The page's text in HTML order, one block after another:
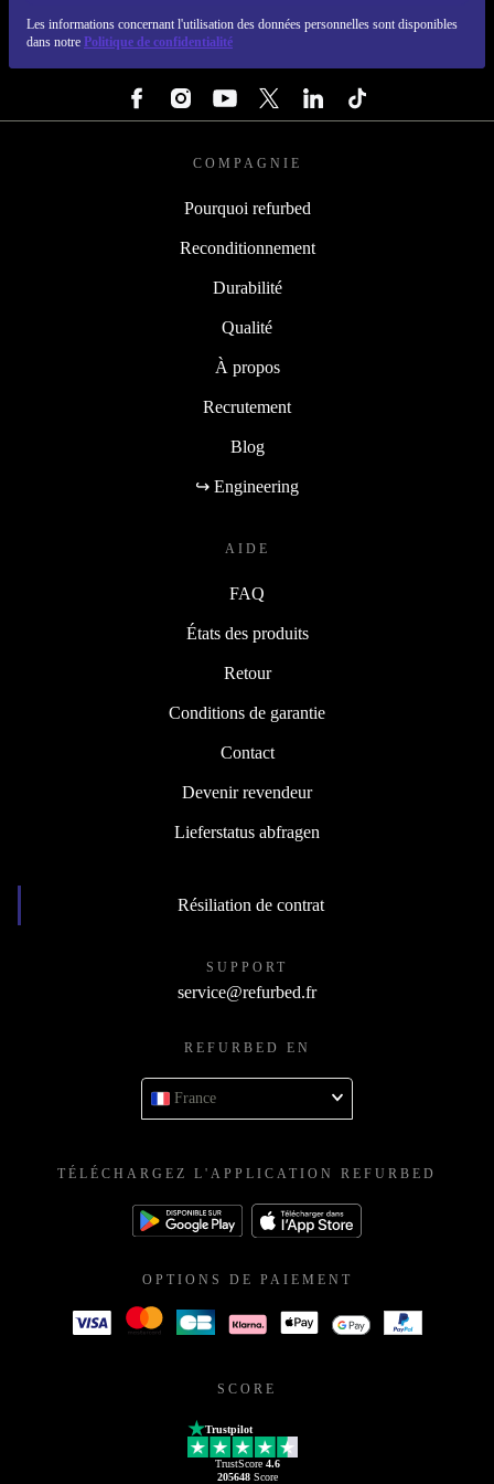
Les informations concernant l'utilisation des données personnelles sont disponibles
dans notre Politique de confidentialité
COMPAGNIE
Pourquoi refurbed
Reconditionnement
Durabilité
Qualité
À propos
Recrutement
Blog
↪ Engineering
AIDE
FAQ
États des produits
Retour
Conditions de garantie
Contact
Devenir revendeur
Lieferstatus abfragen
Résiliation de contrat
SUPPORT
service@refurbed.fr
REFURBED EN
France
TÉLÉCHARGEZ L'APPLICATION REFURBED
OPTIONS DE PAIEMENT
SCORE
Trustpilot
TrustScore 4.6
205648Score